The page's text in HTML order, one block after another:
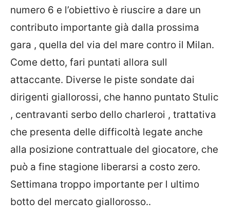
numero 6 e l’obiettivo è riuscire a dare un
contributo importante già dalla prossima
gara , quella del via del mare contro il Milan.
Come detto, fari puntati allora sull
attaccante. Diverse le piste sondate dai
dirigenti giallorossi, che hanno puntato Stulic
, centravanti serbo dello charleroi , trattativa
che presenta delle difficoltà legate anche
alla posizione contrattuale del giocatore, che
può a fine stagione liberarsi a costo zero.
Settimana troppo importante per l ultimo
botto del mercato giallorosso..